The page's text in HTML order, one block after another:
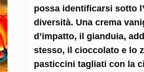
possa identificarsi sotto
diversità. Una crema
d’impatto, il gianduia,
stesso, il cioccolato e lo
pasticcini tagliati con la